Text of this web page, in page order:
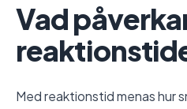
Vad
Med reaktionstid menas hur